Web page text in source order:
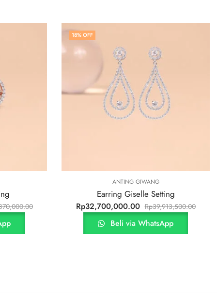
Setting
Rp39,913,500.00
ANTING GIWANG
Earring Esperanza Dangling
Rp41,850,000.00 Rp
Beli via WhatsApp